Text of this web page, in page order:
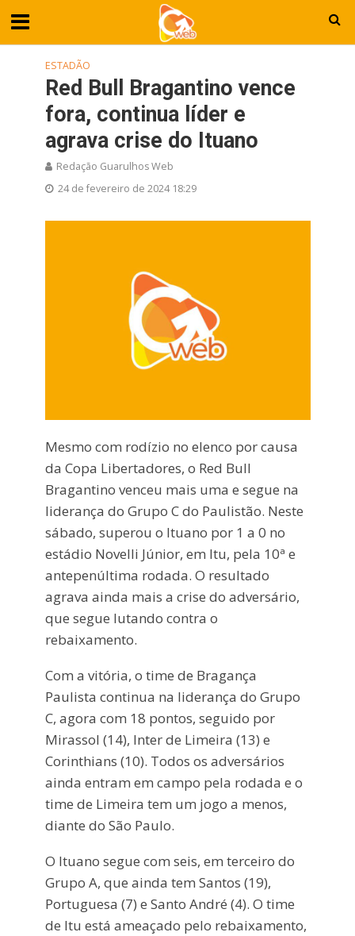
ESTADÃO
Red Bull Bragantino vence
fora, continua líder e
agrava crise do Ituano
Redação Guarulhos Web
24 de fevereiro de 2024 18:29
Mesmo com rodízio no elenco por causa
da Copa Libertadores, o Red Bull
Bragantino venceu mais uma e segue na
liderança do Grupo C do Paulistão. Neste
sábado, superou o Ituano por 1 a 0 no
estádio Novelli Júnior, em Itu, pela 10ª e
antepenúltima rodada. O resultado
agrava ainda mais a crise do adversário,
que segue lutando contra o
rebaixamento.
Com a vitória, o time de Bragança
Paulista continua na liderança do Grupo
C, agora com 18 pontos, seguido por
Mirassol (14), Inter de Limeira (13) e
Corinthians (10). Todos os adversários
ainda entram em campo pela rodada e o
time de Limeira tem um jogo a menos,
diante do São Paulo.
O Ituano segue com seis, em terceiro do
Grupo A, que ainda tem Santos (19),
Portuguesa (7) e Santo André (4). O time
de Itu está ameaçado pelo rebaixamento,